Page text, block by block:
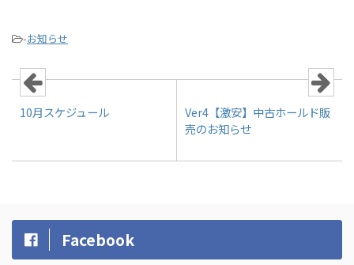
-お知らせ
10月スケジュール
Ver4【激安】中古ホールド販
売のお知らせ
Facebook